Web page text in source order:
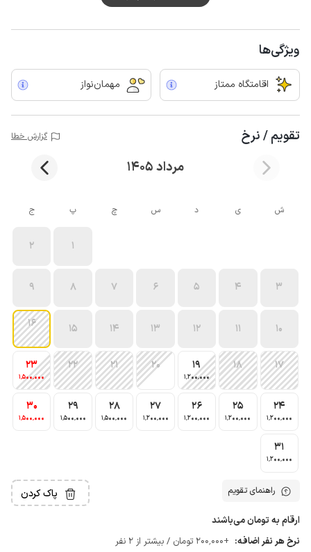
ویژگی‌ها
اقامتگاه ممتاز مهمان‌نواز
تقویم / نرخ گزارش خطا
مرداد 1405
ش ی د س چ پ ج
1
2
3
4
5
6
7
8
9
10
11
12
13
14
15
16
17
18
19
1٬200٬000
20
21
22
23
1٬500٬000
24
1٬200٬000
25
1٬200٬000
26
1٬200٬000
27
1٬200٬000
28
1٬500٬000
29
1٬500٬000
30
1٬500٬000
31
1٬200٬000
راهنمای تقویم پاک کردن
ارقام به تومان می‌باشند
نرخ هر نفر اضافه: +200٬000 تومان / بیشتر از 2 نفر